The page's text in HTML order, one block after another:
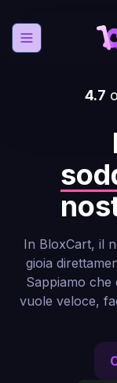
Aprire il menu
4.7
In BloxCart, il
gioia
Sappiamo che
vuole veloce,